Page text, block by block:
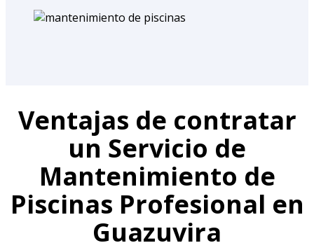
Ventajas de contratar
un Servicio de
Mantenimiento de
Piscinas Profesional en
Guazuvira